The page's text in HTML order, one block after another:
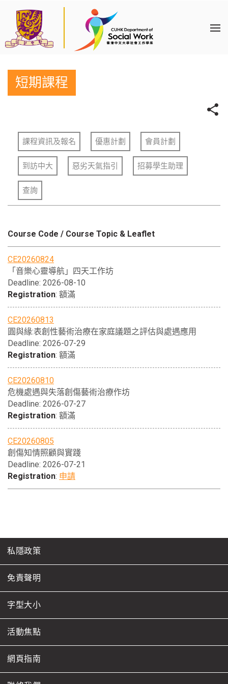
短期課程
課程資訊及報名 優惠計劃 會員計劃
到訪中大 惡劣天氣指引 招募學生助理
查詢
Course Code / Course Topic & Leaflet
CE20260824
「音樂心靈導航」四天工作坊
Deadline: 2026-08-10
Registration: 額滿
CE20260813
圓與緣:表創性藝術治療在家庭議題之評估與處遇應用
Deadline: 2026-07-29
Registration: 額滿
CE20260810
危機處遇與失落創傷藝術治療作坊
Deadline: 2026-07-27
Registration: 額滿
CE20260805
創傷知情照顧與實踐
Deadline: 2026-07-21
Registration: 申請
私隱政策
免責聲明
字型大小
活動焦點
網頁指南